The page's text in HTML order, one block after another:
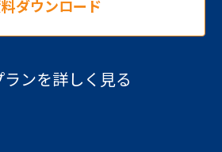
ダウンロード
ンを詳しく見る